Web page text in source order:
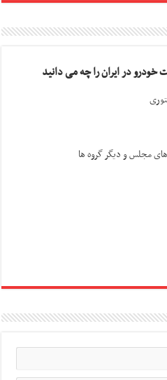
در ایران را چه می دانید
مجلس و دیگر گروه ها